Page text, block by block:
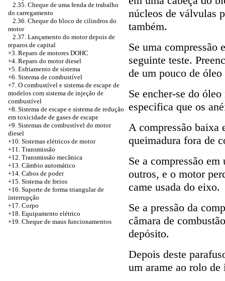
2.35. Cheque de uma fenda de trabalho
do carregamento
2.36. Cheque do bloco de cilindros do
motor
2.37. Lançamento do motor depois de
reparos de capital
+3. Reparo de motores DOHC
+4. Reparo do motor diesel
+5. Esfriamento de sistema
+6. Sistema de combustível
+7. O combustível e sistema de escape de
modelos com sistema de injeção de
combustível
+8. Sistema de escape e sistema de redução
em toxicidade de gases de escape
+9. Sistemas de combustível do motor
diesel
+10. Sistemas elétricos de motor
+11. Transmissão
+12. Transmissão mecânica
+13. Câmbio automático
+14. Cabos de poder
+15. Sistema de freios
+16. Suporte de forma triangular de
interrupção
+17. Corpo
+18. Equipamento elétrico
+19. Cheque de maus funcionamentos
núcleos de válvulas
também.
Se uma compressão
seguinte teste.
de um pouco de
Se encher-se do
especifica que os
A compressão
queimadura fora de
Se a compressão
outros, e o motor
came usada do eixo.
Se a pressão da
câmara de
depósito.
Depois deste
um arame ao rolo de